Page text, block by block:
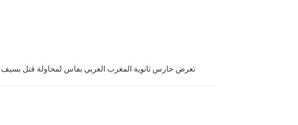
تعرض حارس ثانوية المغرب العربي بفاس لمحاولة قتل